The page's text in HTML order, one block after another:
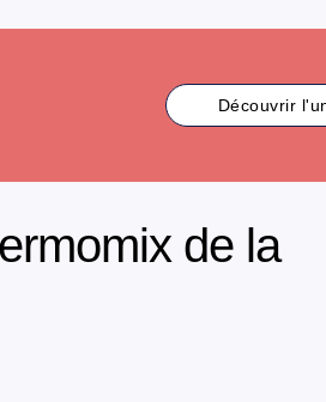
Découvrir
de la